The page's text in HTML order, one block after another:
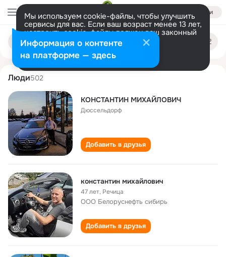
Войти
Мы используем cookie-файлы, чтобы улучшить
сервисы для вас. Если ваш возраст менее 13 лет,
настроить cookie-файлы должен ваш законный
представитель. Больше информации
Разрешить все Настроить
Поиск
людям
konstantin mikhaylovich
Люди502
КОНСТАНТИН МИХАЙЛОВИЧ
Дюссельдорф
Добавить в друзья
константин михайлович
47 лет, Речица
ООО Белоруснефть сибирь
Добавить в друзья
Информация о контенте
на платформе — здесь